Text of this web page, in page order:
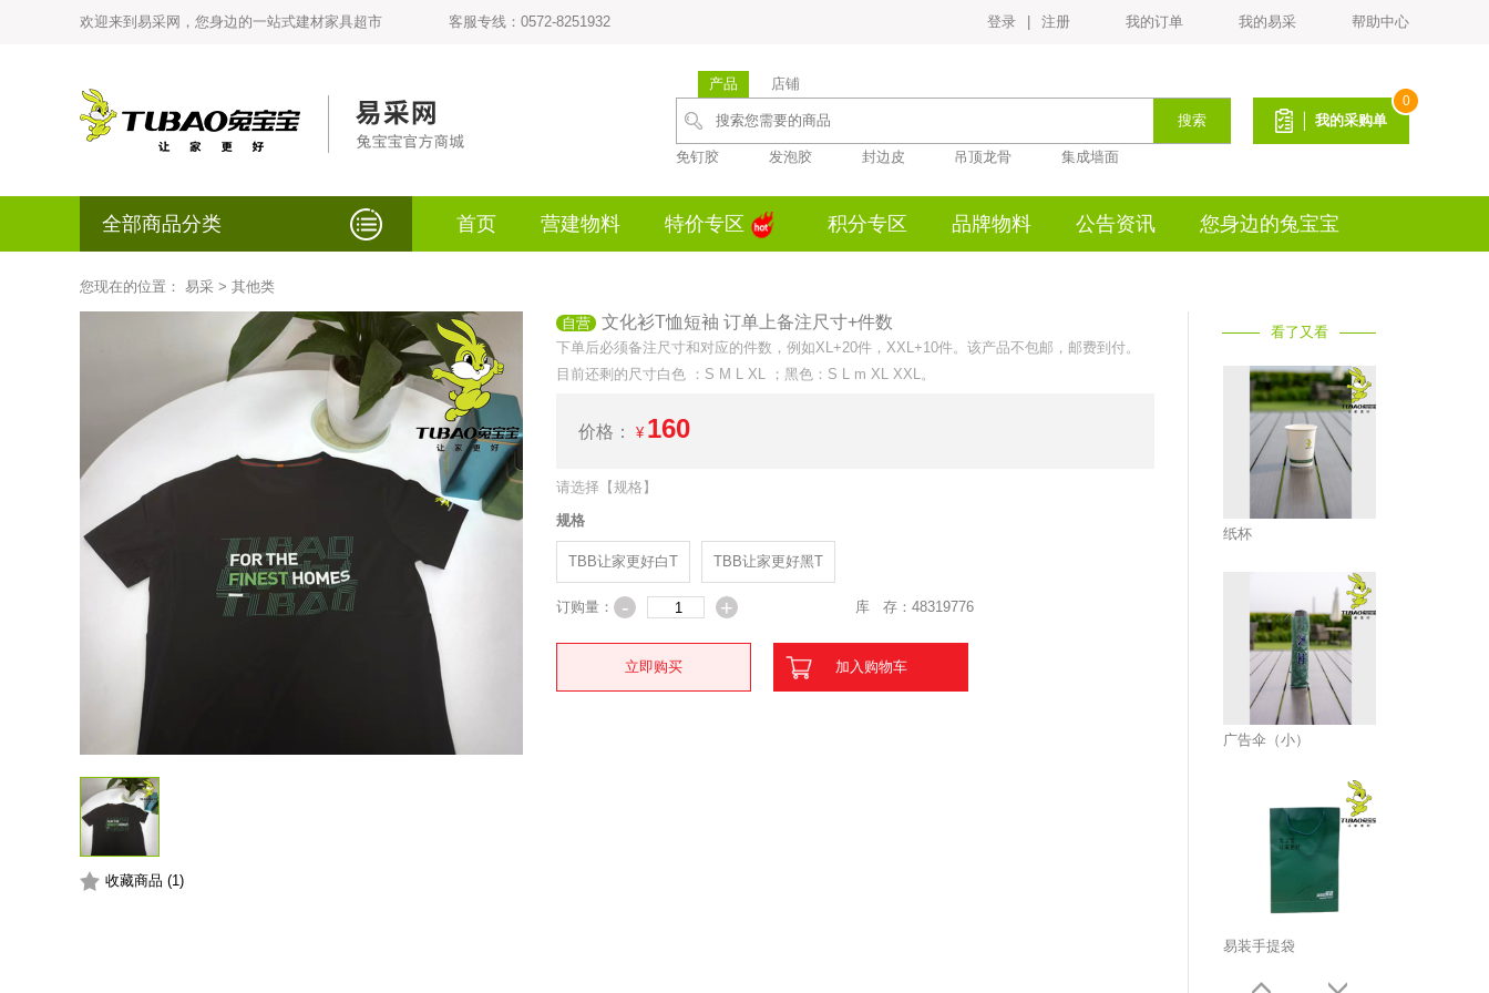
欢迎来到易采网，您身边的一站式建材家具超市 客服专线：0572-8251932 登录 注册 我的订单 我的易采 帮助中心
产品 店铺
搜索 我的采购单
0
免钉胶 发泡胶 封边皮 吊顶龙骨 集成墙面
全部商品分类 首页 营建物料 特价专区 积分专区 品牌物料 公告资讯 您身边的兔宝宝
您现在的位置： 易采 > 其他类
收藏商品 (1)
自营 文化衫T恤短袖 订单上备注尺寸+件数
下单后必须备注尺寸和对应的件数，例如XL+20件，XXL+10件。该产品不包邮，邮费到付。
目前还剩的尺寸白色 ：S M L XL ；黑色：S L m XL XXL。
价格： 160
请选择【规格】
规格
TBB让家更好白T TBB让家更好黑T
订购量： - + 库 存： 48319776
立即购买 加入购物车
看了又看
木饰面家具板样品板
易装冬季工作服
纸杯
广告伞（小）
易装手提袋